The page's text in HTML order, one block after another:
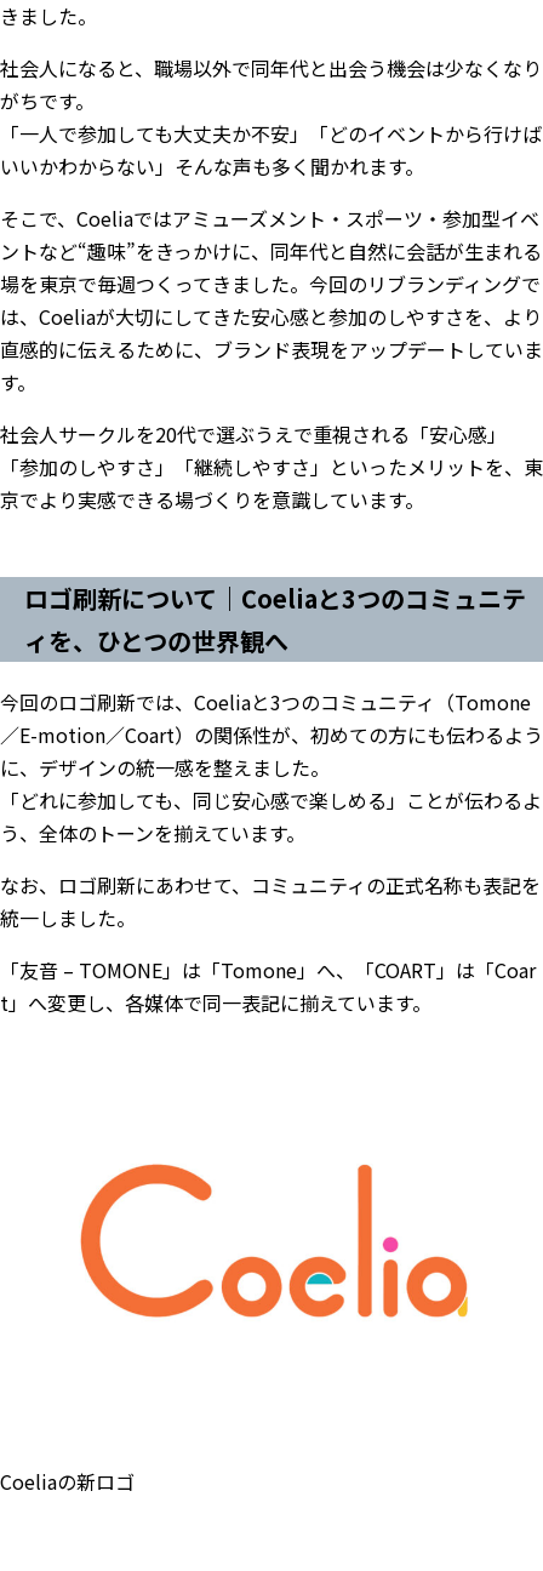
きました。
社会人になると、職場以外で同年代と出会う機会は少なくなり
がちです。
「一人で参加しても大丈夫か不安」「どのイベントから行けば
いいかわからない」そんな声も多く聞かれます。
そこで、Coeliaではアミューズメント・スポーツ・参加型イベ
ントなど“趣味”をきっかけに、同年代と自然に会話が生まれる
場を東京で毎週つくってきました。今回のリブランディングで
は、Coeliaが大切にしてきた安心感と参加のしやすさを、より
直感的に伝えるために、ブランド表現をアップデートしていま
す。
社会人サークルを20代で選ぶうえで重視される「安心感」
「参加のしやすさ」「継続しやすさ」といったメリットを、東
京でより実感できる場づくりを意識しています。
ロゴ刷新について｜Coeliaと3つのコミュニテ
ィを、ひとつの世界観へ
今回のロゴ刷新では、Coeliaと3つのコミュニティ（Tomone
／E-motion／Coart）の関係性が、初めての方にも伝わるよう
に、デザインの統一感を整えました。
「どれに参加しても、同じ安心感で楽しめる」ことが伝わるよ
う、全体のトーンを揃えています。
なお、ロゴ刷新にあわせて、コミュニティの正式名称も表記を
統一しました。
「友音 – TOMONE」は「Tomone」へ、「COART」は「Coar
t」へ変更し、各媒体で同一表記に揃えています。
Coeliaの新ロゴ